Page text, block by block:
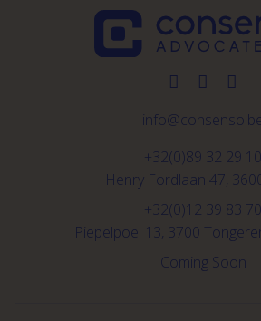
+32(0)89 32 29 10
Henry Fordlaan 47,
+32(0)12 39 83 70
Piepelpoel 13, 3700
Coming Soon